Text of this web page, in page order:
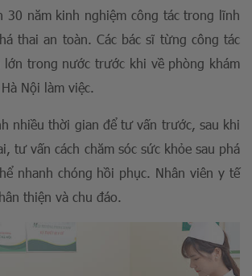
30 năm kinh nghiệm công tác trong lĩnh
thai an toàn. Các bác sĩ từng công tác
lớn trong nước trước khi về phòng khám
Nội làm việc.
nhiều thời gian để tư vấn trước, sau khi
tư vấn cách chăm sóc sức khỏe sau phá
nhanh chóng hồi phục. Nhân viên y tế
thiện và chu đáo.